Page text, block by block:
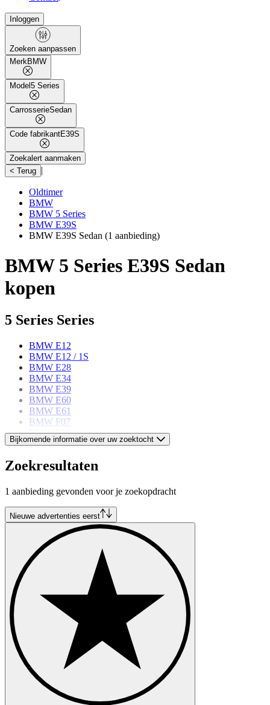
Inloggen
Zoeken aanpassen
MerkBMW
Model 5 Series
CarrosserieSedan
Code fabrikantE39S
Zoekalert aanmaken
< Terug |
Oldtimer
BMW
BMW 5 Series
BMW E39S
BMW E39S Sedan (1 aanbieding)
BMW 5 Series E39S Sedan
kopen
5 Series Series
BMW E12
BMW E12 / 1S
BMW E28
BMW E34
BMW E39
BMW E60
BMW E61
BMW F07
BMW F10
BMW F11
BMW G30
BMW G61E
BMW G99
BMW models
BMW 02 Series
BMW 3 Series
BMW 328
BMW 503
BMW 6 Series
BMW 8 Series
BMW Z8
Bijkomende informatie over uw zoektocht
Zoekresultaten
1 aanbieding gevonden voor je zoekopdracht
Nieuwe advertenties eerst